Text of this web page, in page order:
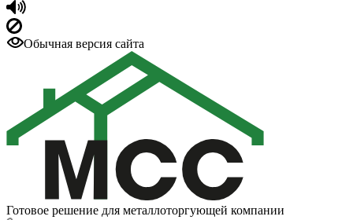
Обычная версия сайта
Готовое решение для металлоторгующей компании